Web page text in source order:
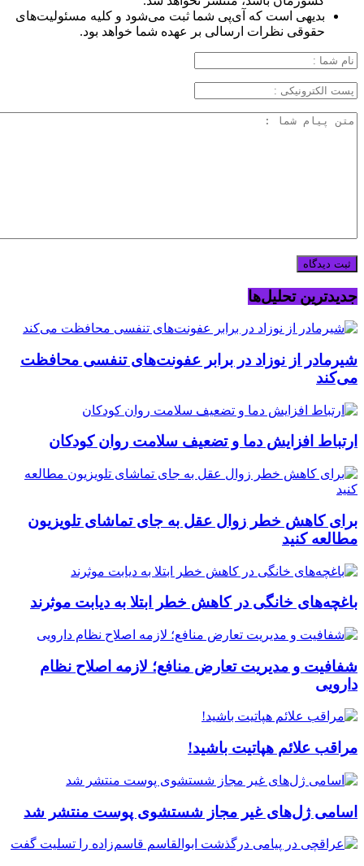
بدیهی است که آی‌پی شما ثبت می‌شود و کلیه مسئولیت‌های
حقوقی نظرات ارسالی بر عهده شما خواهد بود.
جدیدترین تحلیل‌ها
شیرمادر از نوزاد در برابر عفونت‌های تنفسی محافظت
می‌کند
ارتباط افزایش دما و تضعیف سلامت روان کودکان
برای کاهش خطر زوال عقل به جای تماشای تلویزیون
مطالعه کنید
باغچه‌های خانگی در کاهش خطر ابتلا به دیابت موثرند
شفافیت و مدیریت تعارض منافع؛ لازمه اصلاح نظام
دارویی
مراقب علائم هپاتیت باشید!
اسامی ژل‌های غیر مجاز شستشوی پوست منتشر شد